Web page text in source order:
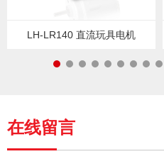
LH-LR140 直流玩具电机
在线留言